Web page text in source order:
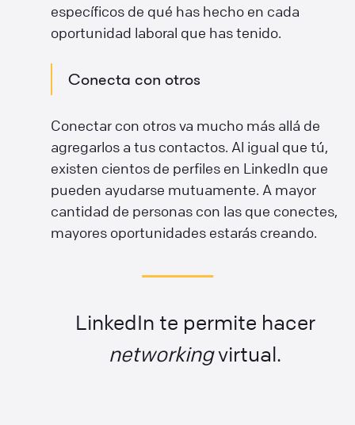
específicos de qué has hecho en cada
oportunidad laboral que has tenido.
Conecta con otros
Conectar con otros va mucho más allá de
agregarlos a tus contactos. Al igual que tú,
existen cientos de perfiles en LinkedIn que
pueden ayudarse mutuamente. A mayor
cantidad de personas con las que conectes,
mayores oportunidades estarás creando.
LinkedIn te permite hacer
networkingvirtual.